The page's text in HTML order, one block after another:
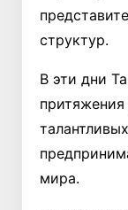
структур.
В эти дни
мира.